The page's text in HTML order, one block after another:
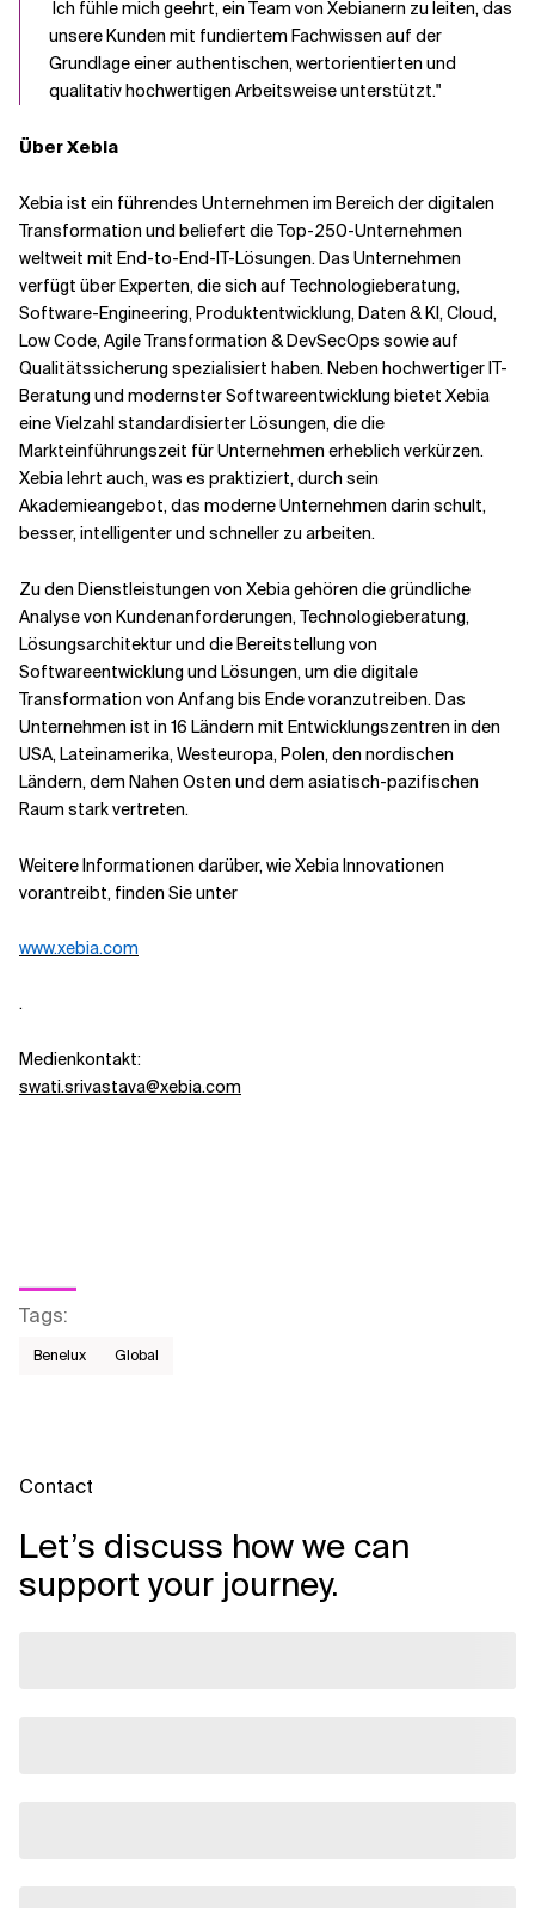
Ich fühle mich geehrt, ein Team von Xebianern zu leiten, das
unsere Kunden mit fundiertem Fachwissen auf der
Grundlage einer authentischen, wertorientierten und
qualitativ hochwertigen Arbeitsweise unterstützt."
Über Xebia
Xebia ist ein führendes Unternehmen im Bereich der digitalen
Transformation und beliefert die Top-250-Unternehmen
weltweit mit End-to-End-IT-Lösungen. Das Unternehmen
verfügt über Experten, die sich auf Technologieberatung,
Software-Engineering, Produktentwicklung, Daten & KI, Cloud,
Low Code, Agile Transformation & DevSecOps sowie auf
Qualitätssicherung spezialisiert haben. Neben hochwertiger IT-
Beratung und modernster Softwareentwicklung bietet Xebia
eine Vielzahl standardisierter Lösungen, die die
Markteinführungszeit für Unternehmen erheblich verkürzen.
Xebia lehrt auch, was es praktiziert, durch sein
Akademieangebot, das moderne Unternehmen darin schult,
besser, intelligenter und schneller zu arbeiten.
Zu den Dienstleistungen von Xebia gehören die gründliche
Analyse von Kundenanforderungen, Technologieberatung,
Lösungsarchitektur und die Bereitstellung von
Softwareentwicklung und Lösungen, um die digitale
Transformation von Anfang bis Ende voranzutreiben. Das
Unternehmen ist in 16 Ländern mit Entwicklungszentren in den
USA, Lateinamerika, Westeuropa, Polen, den nordischen
Ländern, dem Nahen Osten und dem asiatisch-pazifischen
Raum stark vertreten.
Weitere Informationen darüber, wie Xebia Innovationen
vorantreibt, finden Sieunter
www.xebia.com
.
Medienkontakt:
swati.srivastava@xebia.com
Tags:
Benelux Global
Contact
Let’s discuss how we can
support your journey.